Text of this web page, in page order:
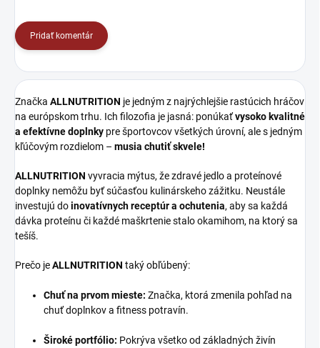
Pridať komentár
Značka ALLNUTRITION je jedným z najrýchlejšie rastúcich hráčov
na európskom trhu. Ich filozofia je jasná: ponúkaťvysoko kvalitné
a efektívne doplnky pre športovcov všetkých úrovní, ale s jedným
kľúčovým rozdielom – musia chutiť skvele!
ALLNUTRITION vyvracia mýtus, že zdravé jedlo a proteínové
doplnky nemôžu byť súčasťou kulinárskeho zážitku. Neustále
investujú doinovatívnych receptúr a ochutenia, aby sa každá
dávka proteínu či každé maškrtenie stalo okamihom, na ktorý sa
tešíš.
Prečo jeALLNUTRITION taký obľúbený:
Chuť na prvom mieste: Značka, ktorá zmenila pohľad na
chuť doplnkov a fitness potravín.
Široké portfólio: Pokrýva všetko od základných živín